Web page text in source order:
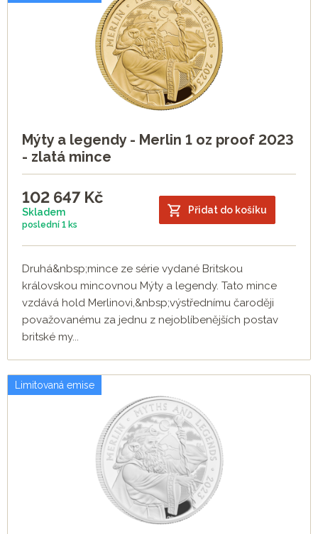
Mýty a legendy - Merlin 1 oz proof 2023
- zlatá mince
102 647 Kč
Skladem
poslední 1 ks
Přidat do košíku
Druhá&nbsp;mince ze série vydané Britskou
královskou mincovnou Mýty a legendy. Tato mince
vzdává hold Merlinovi,&nbsp;výstřednímu čaroději
považovanému za jednu z nejoblíbenějších postav
britské my...
Limitovaná emise